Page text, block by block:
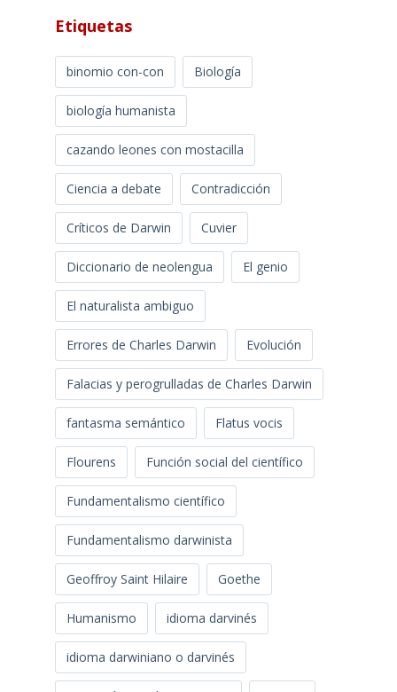
Etiquetas
binomio con-con Biología
biología humanista
cazando leones con mostacilla
Ciencia a debate Contradicción
Críticos de Darwin Cuvier
Diccionario de neolengua El genio
El naturalista ambiguo
Errores de Charles Darwin Evolución
Falacias y perogrulladas de Charles Darwin
fantasma semántico Flatus vocis
Flourens Función social del científico
Fundamentalismo científico
Fundamentalismo darwinista
Geoffroy Saint Hilaire Goethe
Humanismo idioma darvinés
idioma darwiniano o darvinés